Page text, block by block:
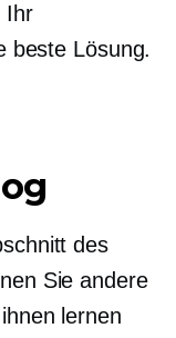
Ihr
beste Lösung.
des
Sie andere
lernen